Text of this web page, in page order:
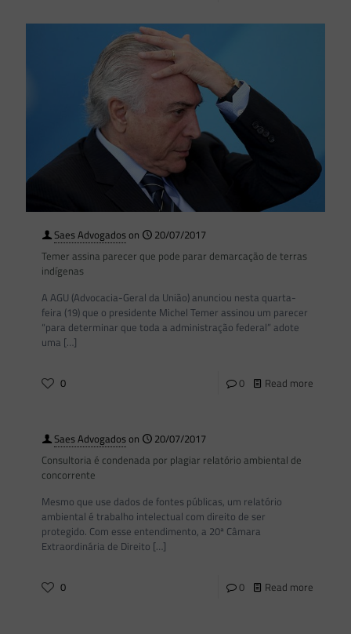
Saes Advogadoson
20/07/2017
Temer assina parecer que pode parar demarcação de terras
indígenas
A AGU (Advocacia-Geral da União) anunciou nesta quarta-
feira (19) que o presidente Michel Temer assinou um parecer
“para determinar que toda a administração federal” adote
uma […]
0 0 Read more
Saes Advogadoson
20/07/2017
Consultoria é condenada por plagiar relatório ambiental de
concorrente
Mesmo que use dados de fontes públicas, um relatório
ambiental é trabalho intelectual com direito de ser
protegido. Com esse entendimento, a 20ª Câmara
Extraordinária de Direito […]
0 0 Read more